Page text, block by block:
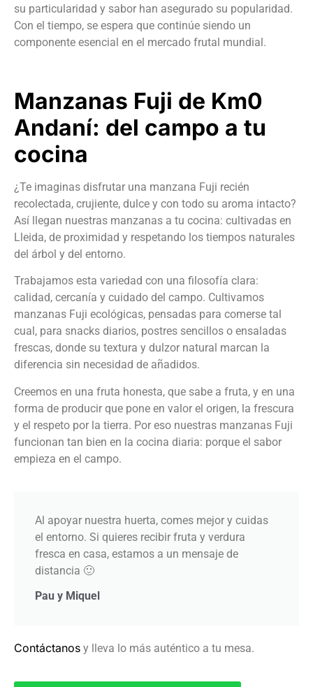
su particularidad y sabor han asegurado su popularidad.
Con el tiempo, se espera que continúe siendo un
componente esencial en el mercado frutal mundial.
Manzanas Fuji de Km0
Andaní: del campo a tu
cocina
¿Te imaginas disfrutar una manzana Fuji recién
recolectada, crujiente, dulce y con todo su aroma intacto?
Así llegan nuestras manzanas a tu cocina: cultivadas en
Lleida, de proximidad y respetando los tiempos naturales
del árbol y del entorno.
Trabajamos esta variedad con una filosofía clara:
calidad, cercanía y cuidado del campo. Cultivamos
manzanas Fuji ecológicas, pensadas para comerse tal
cual, para snacks diarios, postres sencillos o ensaladas
frescas, donde su textura y dulzor natural marcan la
diferencia sin necesidad de añadidos.
Creemos en una fruta honesta, que sabe a fruta, y en una
forma de producir que pone en valor el origen, la frescura
y el respeto por la tierra. Por eso nuestras manzanas Fuji
funcionan tan bien en la cocina diaria: porque el sabor
empieza en el campo.
Al apoyar nuestra huerta, comes mejor y cuidas
el entorno. Si quieres recibir fruta y verdura
fresca en casa, estamos a un mensaje de
distancia 🙂
Pau y Miquel
Contáctanos y lleva lo más auténtico a tu mesa.